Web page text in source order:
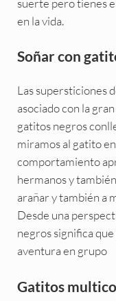
suerte pero tienes
en la vida.
Soñar con
Las supersticiones
asociado con la
gatitos negros
miramos al gatito
comportamiento
hermanos y
arañar y también a
Desde una
negros significa
aventura en grupo
Gatitos